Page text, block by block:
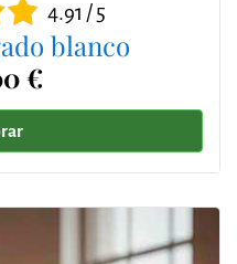
4.91 / 5
blanco
€